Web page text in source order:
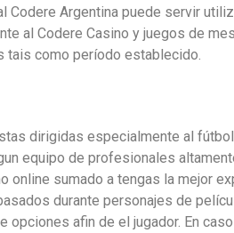
Codere Argentina puede servir
al Codere Casino y juegos de
tais como período establecido.
dirigidas especialmente al
equipo de profesionales
sumado a tengas la mejor
durante personajes de
afin de el jugador. En